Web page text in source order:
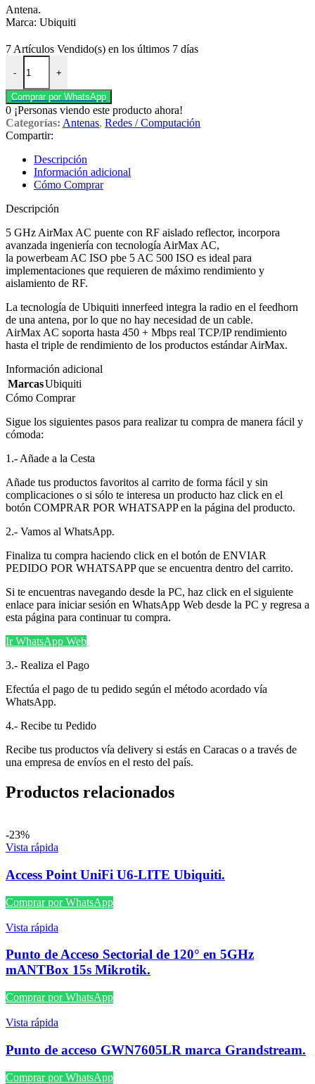
Antena.
Marca: Ubiquiti
7 Artículos Vendido(s) en los últimos 7 días
-
Antena Airmax Powerbeam Ac 5 Ghz. CPBE-5AC-500, Puente de
+
Comprar por WhatsApp
0 ¡Personas viendo este producto ahora!
Categorías: Antenas, Redes / Computación
Compartir:
Descripción
Información adicional
Cómo Comprar
Descripción
5 GHz AirMax AC puente con RF aislado reflector, incorpora
avanzada ingeniería con tecnología AirMax AC,
la powerbeam AC ISO pbe 5 AC 500 ISO es ideal para
implementaciones que requieren de máximo rendimiento y
aislamiento de RF.
La tecnología de Ubiquiti innerfeed integra la radio en el feedhorn
de una antena, por lo que no hay necesidad de un cable.
AirMax AC soporta hasta 450 + Mbps real TCP/IP rendimiento
hasta el triple de rendimiento de los productos estándar AirMax.
Información adicional
MarcasUbiquiti
Cómo Comprar
Sigue los siguientes pasos para realizar tu compra de manera fácil y
cómoda:
1.- Añade a la Cesta
Añade tus productos favoritos al carrito de forma fácil y sin
complicaciones o si sólo te interesa un producto haz click en el
botón COMPRAR POR WHATSAPP en la página del producto.
2.- Vamos al WhatsApp.
Finaliza tu compra haciendo click en el botón de ENVIAR
PEDIDO POR WHATSAPP que se encuentra dentro del carrito.
Si te encuentras navegando desde la PC, haz click en el siguiente
enlace para iniciar sesión en WhatsApp Web desde la PC y regresa a
esta página para continuar tu compra.
Ir WhatsApp Web
3.- Realiza el Pago
Efectúa el pago de tu pedido según el método acordado vía
WhatsApp.
4.- Recibe tu Pedido
Recibe tus productos vía delivery si estás en Caracas o a través de
una empresa de envíos en el resto del país.
Productos relacionados
-23%
Vista rápida
Access Point UniFi U6-LITE Ubiquiti.
Comprar por WhatsApp
Vista rápida
Punto de Acceso Sectorial de 120° en 5GHz
mANTBox 15s Mikrotik.
Comprar por WhatsApp
Vista rápida
Punto de acceso GWN7605LR marca Grandstream.
Comprar por WhatsApp